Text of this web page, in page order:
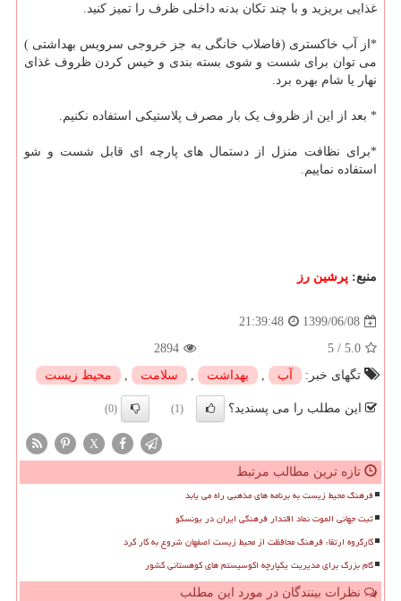
غذایی بریزید و با چند تکان بدنه داخلی ظرف را تمیز کنید.
*از آب خاکستری (فاضلاب خانگی به جز خروجی سرویس بهداشتی )
می توان برای شست و شوی بسته بندی و خیس کردن ظروف غذای
نهار یا شام بهره برد.
* بعد از این از ظروف یک بار مصرف پلاستیکی استفاده نکنیم.
*برای نظافت منزل از دستمال های پارچه ای قابل شست و شو
استفاده نماییم.
منبع: پرشین رز
1399/06/08
21:39:48
5.0
/
5
2894
تگهای خبر:
آب , بهداشت , سلامت , محیط زیست
این مطلب را می پسندید؟ (1)
(0)
X
تازه ترین مطالب مرتبط
فرهنگ محیط زیست به برنامه های مذهبی راه می یابد
ثبت جهانی الموت نماد اقتدار فرهنگی ایران در یونسکو
کارگروه ارتقاء فرهنگ محافظت از محیط زیست اصفهان شروع به کار کرد
گام بزرگ برای مدیریت یکپارچه اکوسیستم های کوهستانی کشور
نظرات بینندگان در مورد این مطلب